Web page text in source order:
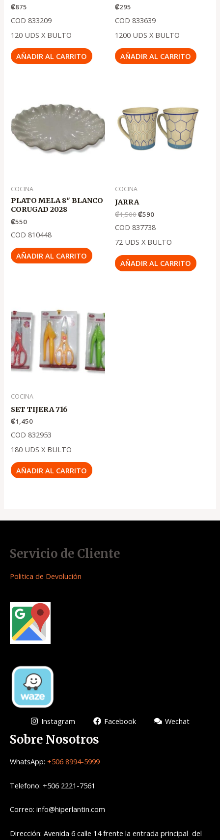
₡875
COD 833209
120 UDS X BULTO
AÑADIR AL CARRITO
₡295
COD 833639
1200 UDS X BULTO
AÑADIR AL CARRITO
COCINA
PLATO MELA 8″ BLANCO
CORUGAD 2028
₡550
COD 810448
AÑADIR AL CARRITO
COCINA
JARRA
₡1,500
original
era:
.
₡1,500
₡590
actual
es:
.
₡590
COD 837738
72 UDS X BULTO
AÑADIR AL CARRITO
COCINA
SET TIJERA 716
₡1,450
COD 832953
180 UDS X BULTO
AÑADIR AL CARRITO
Servicio de Cliente
Politica de Devolución
Instagram Facebook Wechat
Sobre Nosotros
WhatsApp: +506 8994-5999
Telefono: +506 2221-7561
Correo: info@hiperlantin.com
Dirección: Avenida 6 calle 14 frente la entrada principal del